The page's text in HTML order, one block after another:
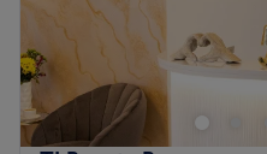
Hast du Lust auf bunte,
doch lieber einen
so, bei Nails Art World in
wahr. Egal ob eine
Nagelmodellage oder